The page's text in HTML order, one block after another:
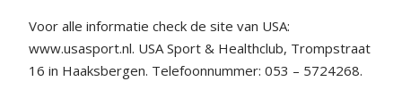
Voor alle informatie check de site van USA:
www.usasport.nl. USA Sport & Healthclub, Trompstraat
16 in Haaksbergen. Telefoonnummer: 053 – 5724268.